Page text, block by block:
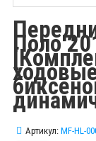
Поло
Артикул: MF-HL-